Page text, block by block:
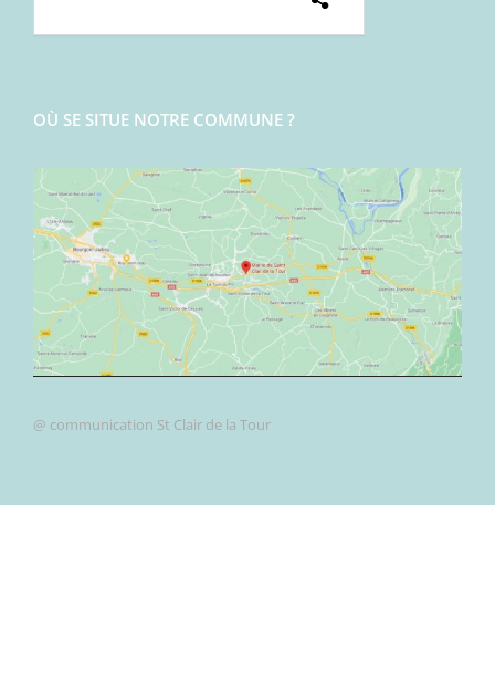
OÙ SE SITUE NOTRE COMMUNE ?
@ communication St Clair de la Tour